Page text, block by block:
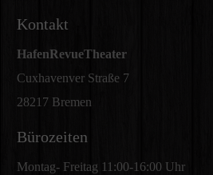
Kontakt
HafenRevueTheater
Cuxhavenver Straße 7
28217 Bremen
Bürozeiten
Montag- Freitag 11:00-16:00 Uhr